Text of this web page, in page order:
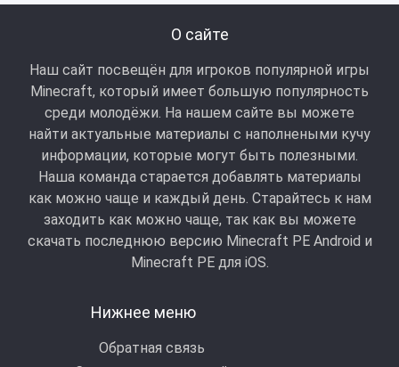
О сайте
Наш сайт посвещён для игроков популярной игры
Minecraft, который имеет большую популярность
среди молодёжи. На нашем сайте вы можете
найти актуальные материалы с наполнеными кучу
информации, которые могут быть полезными.
Наша команда старается добавлять материалы
как можно чаще и каждый день. Старайтесь к нам
заходить как можно чаще, так как вы можете
скачать последнюю версию Minecraft PE Android и
Minecraft РЕ для iOS.
Нижнее меню
Обратная связь